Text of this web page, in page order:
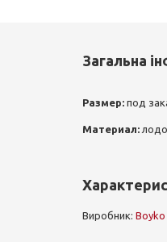
Загальна
Размер: под
Материал:
Виробник: Boyko